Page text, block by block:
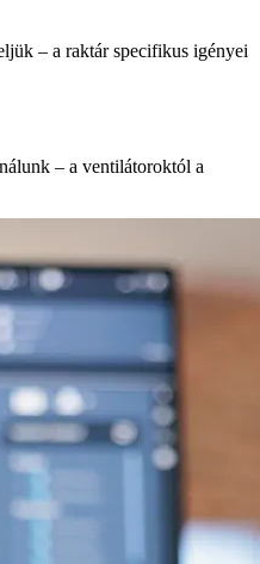
– a raktár specifikus igényei
– a ventilátoroktól a